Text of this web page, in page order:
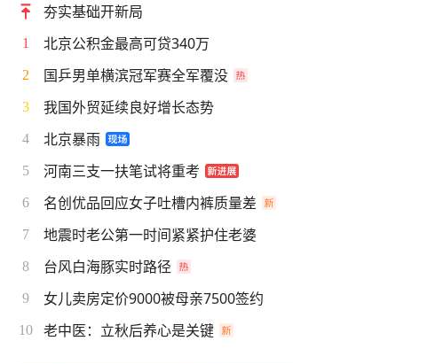
夯实基础开新局
1 北京公积金最高可贷340万
2 国乒男单横滨冠军赛全军覆没
3 我国外贸延续良好增长态势
4 北京暴雨
5 河南三支一扶笔试将重考
6 名创优品回应女子吐槽内裤质量差
7 地震时老公第一时间紧紧护住老婆
8 台风白海豚实时路径
9 女儿卖房定价9000被母亲7500签约
10 老中医：立秋后养心是关键